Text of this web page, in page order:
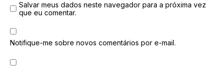
Salvar meus dados neste navegador para a próxima vez
que eu comentar.
Notifique-me sobre novos comentários por e-mail.